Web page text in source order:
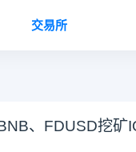
交易所
、FDUSD挖矿